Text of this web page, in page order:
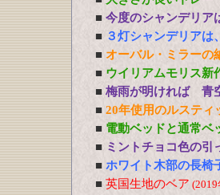
■ 今度のシャンデリア
■ ３灯シャンデリアは
■ オーバル・ミラーの
■ ウイリアムモリス新
■ 梅雨が明ければ 青
■ 20年使用のルスティ
■ 電動ベッドと通常ベ
■ ミントチョコ色の引
■ ホワイト木部の長
■ 英国生地のベア